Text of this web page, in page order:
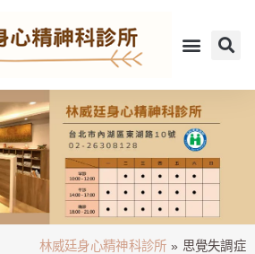
林威廷身心精神科診所 » 思覺失調症